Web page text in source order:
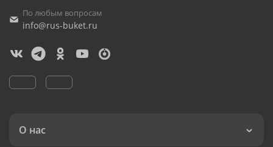
По любым вопросам
info@rus-buket.ru
О нас